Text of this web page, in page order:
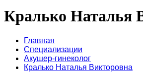
Кралько Наталья
Главная
Специализации
Акушер-гинеколог
Кралько Наталья Викторовна